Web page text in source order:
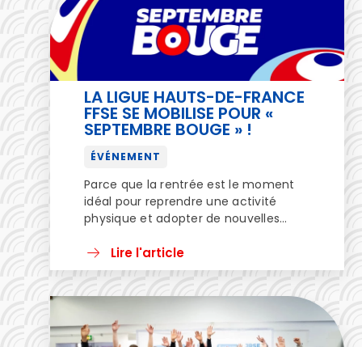
LA LIGUE HAUTS-DE-FRANCE
FFSE SE MOBILISE POUR «
SEPTEMBRE BOUGE » !
ÉVÉNEMENT
Parce que la rentrée est le moment
idéal pour reprendre une activité
physique et adopter de nouvelles
Ligue Hauts-de-France du Sport
d’Entreprise (LHDF) s’engage aux
Sport d’Entreprise (FFSE) et du
Ministère des Sports, de la Jeunesse et
de la Vie associative et du […]
Lire l'article